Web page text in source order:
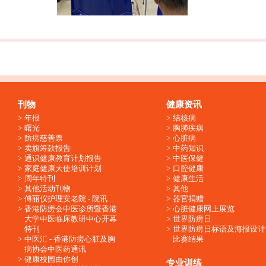
刊物
年报
曙光
防痨慈善票
卖旗筹款报告
通识健康教育计划报告
家庭健康大使培训计划
周年特刊
其他活动刊物
傅丽仪护理安老院 - 院讯
香港防痨会中医诊所暨香港
大学中医临床教研中心开幕
特刊
中医汇 - 香港防痨心脏及胸
病协会中医药通讯
健康校园由你创
健康资讯
结核病
胸肺疾病
心脏病
中药知识
中医保健
口腔健康
健康生活
其他
器官捐赠
心脏健康网上展览
世界防痨日
世界防痨日标语及海报设计
比赛结果
专业训练